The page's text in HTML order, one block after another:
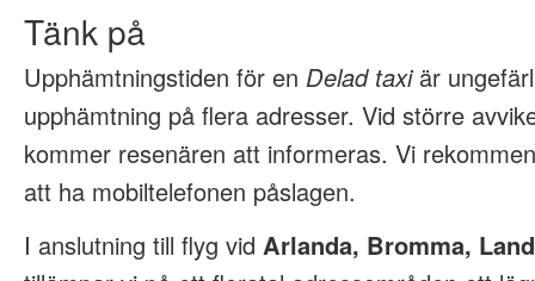
Tänk på
Upphämtningstiden för en Delad taxiär
upphämtning på flera adresser. Vid större
kommer resenären att informeras. Vi
att ha mobiltelefonen påslagen.
I anslutning till flyg vid Arlanda, Bromma,